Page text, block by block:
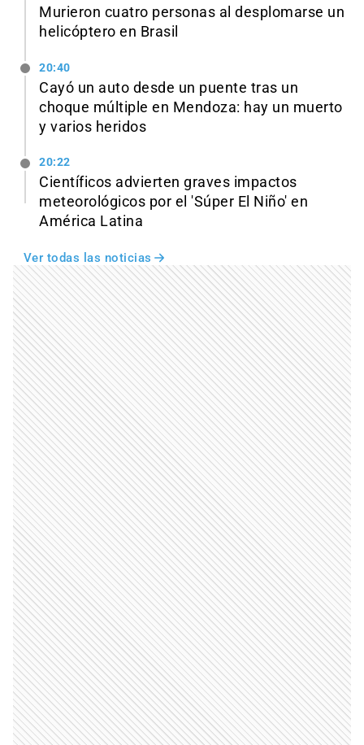
Murieron cuatro personas al desplomarse un
helicóptero en Brasil
20:40
Cayó un auto desde un puente tras un
choque múltiple en Mendoza: hay un muerto
y varios heridos
20:22
Científicos advierten graves impactos
meteorológicos por el 'Súper El Niño' en
América Latina
Ver todas las noticias